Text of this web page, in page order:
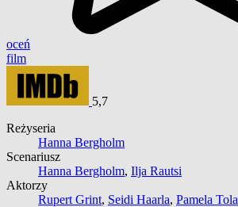
oceń
film
5,7
Reżyseria
Hanna Bergholm
Scenariusz
Hanna Bergholm, Ilja Rautsi
Aktorzy
Rupert Grint, Seidi Haarla, Pamela Tola